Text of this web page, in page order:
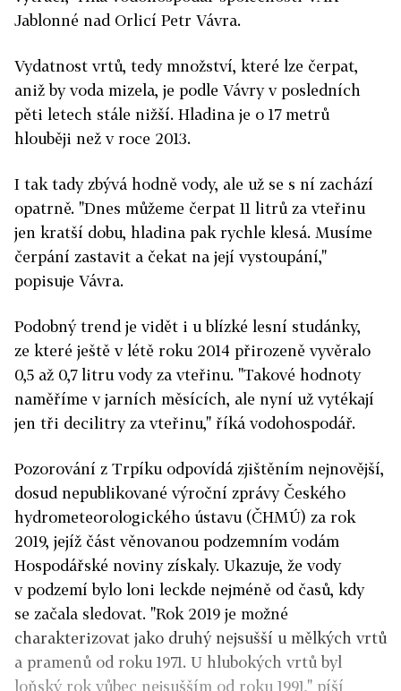
Jablonné nad Orlicí Petr Vávra.
Vydatnost vrtů, tedy množství, které lze čerpat,
aniž by voda mizela, je podle Vávry v posledních
pěti letech stále nižší. Hladina je o 17 metrů
hlouběji než v roce 2013.
I tak tady zbývá hodně vody, ale už se s ní zachází
opatrně. "Dnes můžeme čerpat 11 litrů za vteřinu
jen kratší dobu, hladina pak rychle klesá. Musíme
čerpání zastavit a čekat na její vystoupání,"
popisuje Vávra.
Podobný trend je vidět i u blízké lesní studánky,
ze které ještě v létě roku 2014 přirozeně vyvěralo
0,5 až 0,7 litru vody za vteřinu. "Takové hodnoty
naměříme v jarních měsících, ale nyní už vytékají
jen tři decilitry za vteřinu," říká vodohospodář.
Pozorování z Trpíku odpovídá zjištěním nejnovější,
dosud nepublikované výroční zprávy Českého
hydrometeorologického ústavu (ČHMÚ) za rok
2019, jejíž část věnovanou podzemním vodám
Hospodářské noviny získaly. Ukazuje, že vody
v podzemí bylo loni leckde nejméně od časů, kdy
se začala sledovat. "Rok 2019 je možné
charakterizovat jako druhý nejsušší u mělkých vrtů
a pramenů od roku 1971. U hlubokých vrtů byl
loňský rok vůbec nejsušším od roku 1991," píší